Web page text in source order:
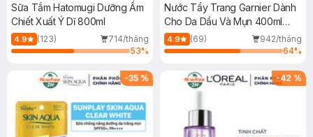
Sữa Tắm Hatomugi Dưỡng Ẩm
Chiết Xuất Ý Dĩ 800ml
4.9 (123)
714/tháng
53%
Nước Tẩy Trang Garnier Dành
Cho Da Dầu Và Mụn 400ml
(Mới)
4.9 (69)
942/tháng
64%
-35 % -42 %